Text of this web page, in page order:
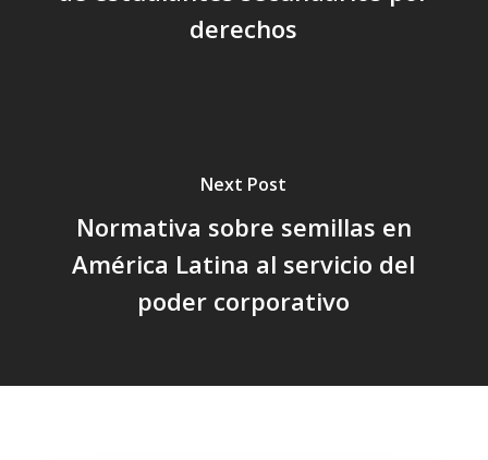
derechos
Next Post
Normativa sobre semillas en
América Latina al servicio del
poder corporativo